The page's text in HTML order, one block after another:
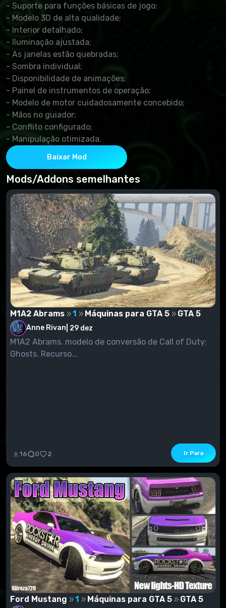
- Suporte para funções básicas de jogo;
- Modelo 3D de alta qualidade;
- Interior detalhado;
- Iluminação ajustada;
- As janelas estão quebradas;
- Sombra individual;
- Disponibilidade de animações;
- Painel de instrumentos de operação;
- Modelo de motor cuidadosamente concebido;
- Mãos no guiador;
- Conflito configurado;
- Manipulação otimizada.
Baixar Mod
Mods/Addons semelhantes
M1A2 Abrams 1 Máquinas para GTA 5 GTA 5
Anne Rivan 29 dez
M1A2 Abrams. modelo de conversão de Call of Duty:
Ghosts. Recurso...
16 0 2 Ir Para
Ford Mustang 1 Máquinas para GTA 5 GTA 5